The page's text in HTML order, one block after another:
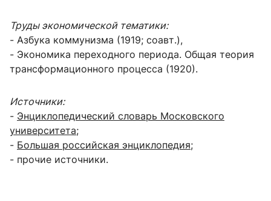
Труды экономической тематики:
- Азбука коммунизма (1919; соавт.),
- Экономика переходного периода. Общая теория
трансформационного процесса (1920).
Источники:
- Энциклопедический словарь Московского
университета;
- Большая российская энциклопедия;
- прочие источники.